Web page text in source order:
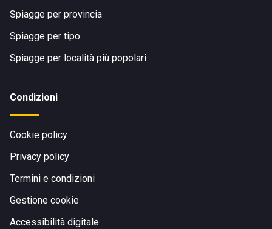
Spiagge per provincia
Spiagge per tipo
Spiagge per località più popolari
Condizioni
Cookie policy
Privacy policy
Termini e condizioni
Gestione cookie
Accessibilità digitale